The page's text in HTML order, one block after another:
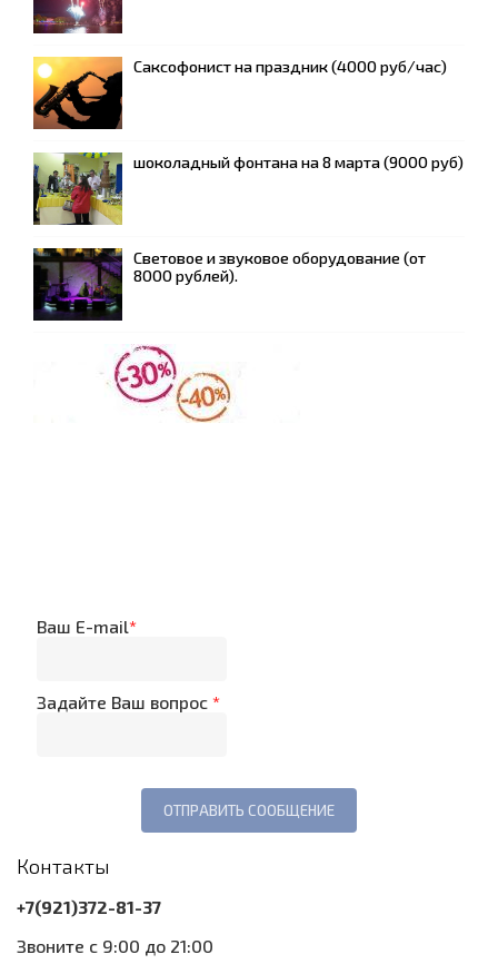
Саксофонист на праздник (4000 руб/час)
шоколадный фонтана на 8 марта (9000 руб)
Световое и звуковое оборудование (от
8000 рублей).
Ваш E-mail*
Задайте Ваш вопрос *
Контакты
+7(921)372-81-37
Звоните с 9:00 до 21:00